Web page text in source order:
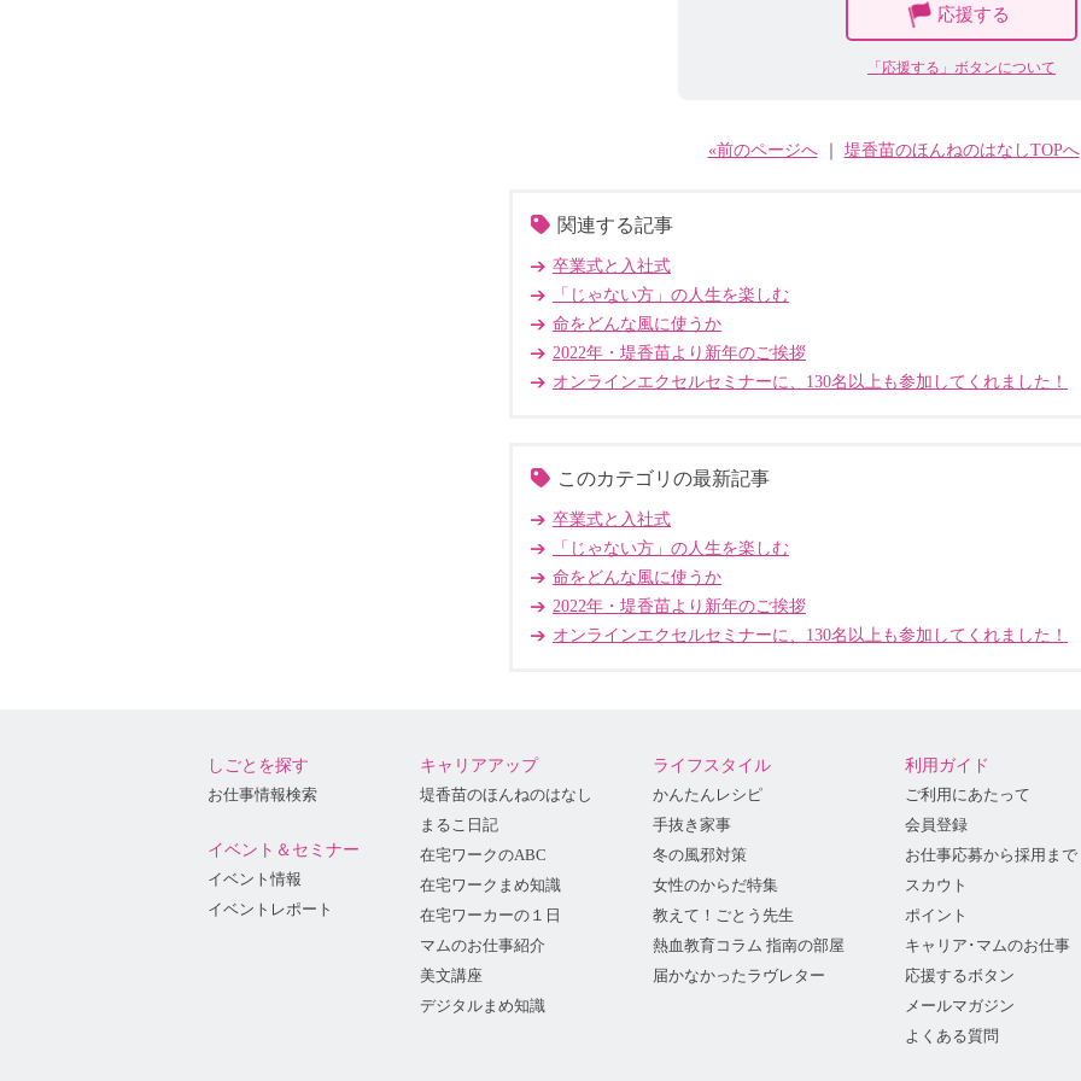
応援する
「応援する」ボタンについて
«前のページへ｜ 堤香苗のほんねのはなしTOPへ
関連する記事
卒業式と入社式
「じゃない方」の人生を楽しむ
命をどんな風に使うか
2022年・堤香苗より新年のご挨拶
オンラインエクセルセミナーに、130名以上も参加してくれました！
このカテゴリの最新記事
卒業式と入社式
「じゃない方」の人生を楽しむ
命をどんな風に使うか
2022年・堤香苗より新年のご挨拶
オンラインエクセルセミナーに、130名以上も参加してくれました！
しごとを探す
お仕事情報検索
イベント＆セミナー
イベント情報
イベントレポート
キャリアアップ
堤香苗のほんねのはなし
まるこ日記
在宅ワークのABC
在宅ワークまめ知識
在宅ワーカーの１日
マムのお仕事紹介
美文講座
デジタルまめ知識
ライフスタイル
かんたんレシピ
手抜き家事
冬の風邪対策
女性のからだ特集
教えて！ごとう先生
熱血教育コラム 指南の部屋
届かなかったラヴレター
利用ガイド
ご利用にあたって
会員登録
お仕事応募から採用まで
スカウト
ポイント
キャリア･マムのお仕事
応援するボタン
メールマガジン
よくある質問